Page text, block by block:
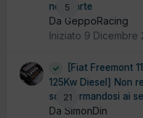
5
non parte
Da GeppoRacing
Iniziato 9 Dicembre
21
[Fiat Freemont
125Kw Diesel] Non
solo fermandosi ai
Da SimonDin